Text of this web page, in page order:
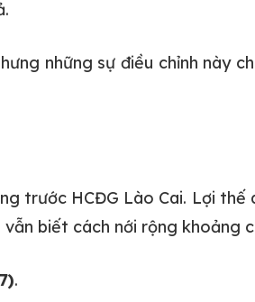
những sự điều chỉnh này
trước HCĐG Lào Cai. Lợi
biết cách nới rộng khoảng
.